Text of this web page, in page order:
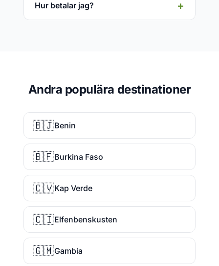
Hur betalar jag?
Andra populära destinationer
🇧🇯Benin
🇧🇫Burkina Faso
🇨🇻Kap Verde
🇨🇮Elfenbenskusten
🇬🇲Gambia